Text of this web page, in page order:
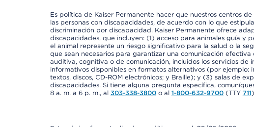
Es política de Kaiser Permanente hacer que nuestros centros
las personas con discapacidades, de acuerdo con lo que
discriminación por discapacidad. Kaiser Permanente ofrece
discapacidades, que incluyen: (1) acceso para animales guía y
el animal represente un riesgo significativo para la salud o la
que sean necesarios para garantizar una comunicación
auditiva, cognitiva o de comunicación, incluidos los servicios
informativos disponibles en formatos alternativos (por ejemplo:
textos, discos, CD-ROM electrónicos; y Braille); y (3) salas de
discapacidades. Si tiene alguna pregunta específica,
8 a. m. a 6 p. m., al 303-338-3800o al 1-800-632-9700(TTY 711